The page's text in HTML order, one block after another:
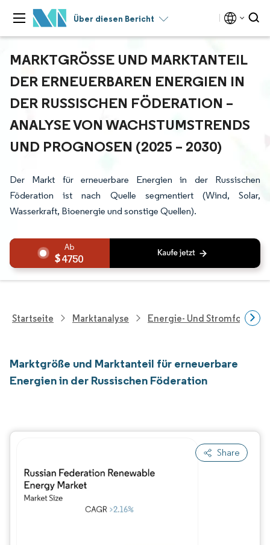
Über diesen Bericht
MARKTGRÖSSE UND MARKTANTEIL D
ER ERNEUERBAREN ENERGIEN IN D
ER RUSSISCHEN FÖDERATION – A
NALYSE VON WACHSTUMSTRENDS U
ND PROGNOSEN (2025 – 2030)
Der Markt für erneuerbare Energien in der Russischen
Föderation ist nach Quelle segmentiert (Wind, Solar,
Wasserkraft, Bioenergie und sonstige Quellen).
4750
Startseite Marktanalyse Energie- Und
Marktgröße und Marktanteil für erneuerbare
Energien in der Russischen Föderation
Share